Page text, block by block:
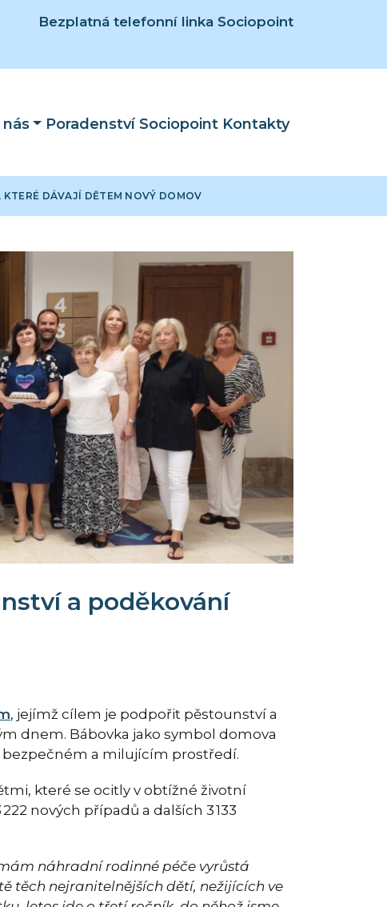
Bezplatná telefonní linka Sociopoint
nás Poradenství Sociopoint Kontakty
DÁVAJÍ DĚTEM NOVÝ DOMOV
a poděkování
, jejímž cílem je podpořit pěstounství a
dnem. Bábovka jako symbol domova
bezpečném a milujícím prostředí.
které se ocitly v obtížné životní
nových případů a dalších 3 133
náhradní rodinné péče vyrůstá
těch nejranitelnějších dětí, nežijících ve